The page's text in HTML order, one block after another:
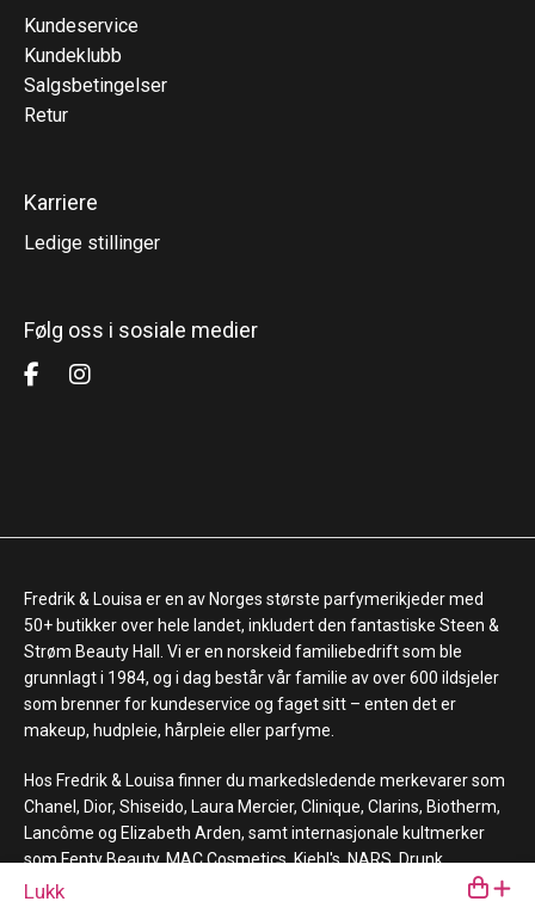
Lukk
Kundeservice
Kundeklubb
Salgsbetingelser
Retur
Karriere
Ledige stillinger
Følg oss i sosiale medier
Fredrik & Louisa er en av Norges største parfymerikjeder med
50+ butikker over hele landet, inkludert den fantastiske Steen &
Strøm Beauty Hall. Vi er en norskeid familiebedrift som ble
grunnlagt i 1984, og i dag består vår familie av over 600 ildsjeler
som brenner for kundeservice og faget sitt – enten det er
makeup, hudpleie, hårpleie eller parfyme.
Hos Fredrik & Louisa finner du markedsledende merkevarer som
Chanel, Dior, Shiseido, Laura Mercier, Clinique, Clarins, Biotherm,
Lancôme og Elizabeth Arden, samt internasjonale kultmerker
som Fenty Beauty, MAC Cosmetics, Kiehl's, NARS, Drunk
Elephant, La Mer og Giorgio Armani Beauty.